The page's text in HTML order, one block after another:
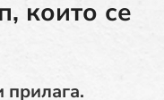
които се
прилага.